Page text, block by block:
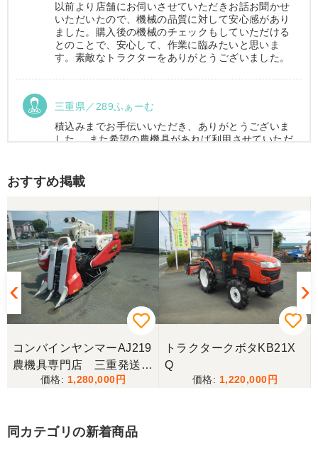
以前より店舗にお伺いさせていただきお話お聞かせ
いただいたので、機械の品質に対して安心感があり
ました。購入後の機械のチェックもしていただける
とのことで、安心して、作業に臨みたいと思いま
す。素敵なトラクターをありがとうございました。
三重県／289ふぁーむ
積込みまでお手伝いいただき、ありがとうございま
した。 また希望の農機具があれば利用させていただ
この度はお世話になりました。また、機会があれば
よろしくお願いします。
三重県／ユウスケ
購入から引き取りまでスムーズでした。ありがとう
ございました。
三重県／
当方の要望に対して、素早く対応していただき感謝
おすすめ掲載
コンバインヤンマーAJ219
農機具専門店 三重発送整
備済み
1,280,000
トラクタークボタKB21X
Q
1,220,000
同カテゴリの新着商品